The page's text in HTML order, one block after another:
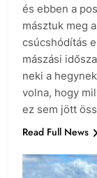
és ebben a
másztuk meg
csúcshódítás
mászási
neki a
volna, hogy
ez sem jött
Read Full News